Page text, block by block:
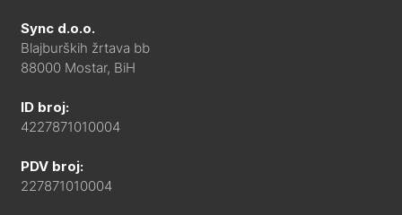
Sync d.o.o.
Blajburških žrtava bb
88000 Mostar, BiH
ID broj:
4227871010004
PDV broj:
227871010004